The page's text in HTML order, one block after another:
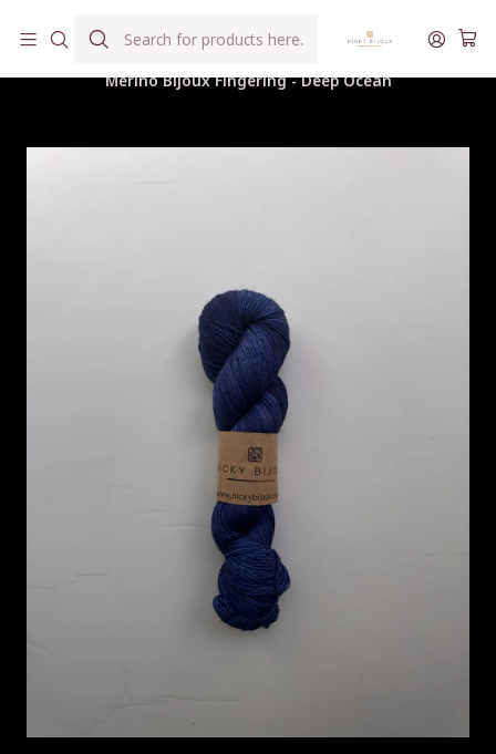
Merino Bijoux Fingering - Deep Ocean